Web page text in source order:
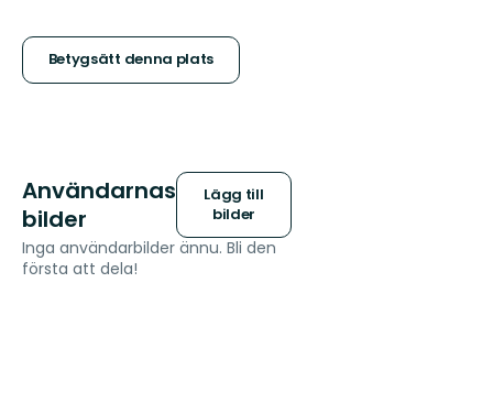
stjärnor
Betygsätt denna plats
Användarnas
bilder
Lägg till
bilder
Inga användarbilder ännu. Bli den
första att dela!